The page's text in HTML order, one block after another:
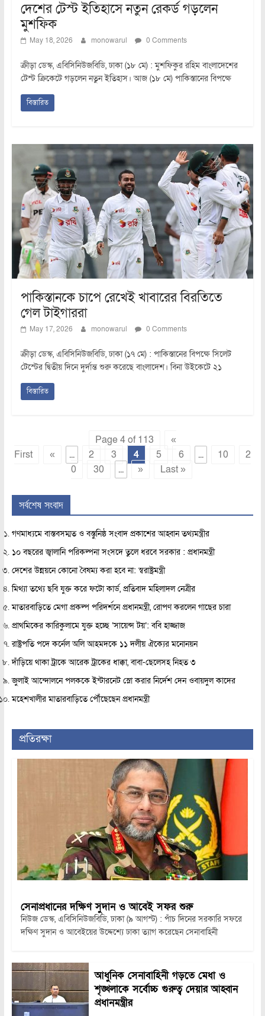
দেশের টেস্ট ইতিহাসে নতুন রেকর্ড গড়লেন
মুশফিক
May 18, 2026 monowarul 0 Comments
ক্রীড়া ডেস্ক, এবিসিনিউজবিডি, ঢাকা (১৮ মে) : মুশফিকুর রহিম বাংলাদেশের
টেস্ট ক্রিকেটে গড়লেন নতুন ইতিহাস। আজ (১৮ মে) পাকিস্তানের বিপক্ষে
বিস্তারিত
পাকিস্তানকে চাপে রেখেই খাবারের বিরতিতে
গেল টাইগাররা
May 17, 2026 monowarul 0 Comments
ক্রীড়া ডেস্ক, এবিসিনিউজবিডি, ঢাকা (১৭ মে) : পাকিস্তানের বিপক্ষে সিলেট
টেস্টের দ্বিতীয় দিনে দুর্দান্ত শুরু করেছে বাংলাদেশ। বিনা উইকেটে ২১
বিস্তারিত
Page 4 of 113
«
First
« ... 2 3 4 5 6 ... 10
2
0
30 ... » Last »
সর্বশেষ সংবাদ
গণমাধ্যমে বাস্তবসম্মত ও বস্তুনিষ্ঠ সংবাদ প্রকাশের আহ্বান তথ্যমন্ত্রীর
১০ বছরের জ্বালানি পরিকল্পনা সংসদে তুলে ধরবে সরকার : প্রধানমন্ত্রী
দেশের উন্নয়নে কোনো বৈষম্য করা হবে না: স্বরাষ্ট্রমন্ত্রী
মিথ্যা তথ্যে ছবি যুক্ত করে ফটো কার্ড, প্রতিবাদ মহিলাদল নেত্রীর
মাতারবাড়িতে মেগা প্রকল্প পরিদর্শনে প্রধানমন্ত্রী, রোপণ করলেন গাছের চারা
প্রাথমিকের কারিকুলামে যুক্ত হচ্ছে ‘সায়েন্স টয়’: ববি হাজ্জাজ
রাষ্ট্রপতি পদে কর্নেল অলি আহমদকে ১১ দলীয় ঐক্যের মনোনয়ন
দাঁড়িয়ে থাকা ট্রাকে আরেক ট্রাকের ধাক্কা, বাবা-ছেলেসহ নিহত ৩
জুলাই আন্দোলনে পলককে ইন্টারনেট স্লো করার নির্দেশ দেন ওবায়দুল কাদের
মহেশখালীর মাতারবাড়িতে পৌঁছেছেন প্রধানমন্ত্রী
প্রতিরক্ষা
সেনাপ্রধানের দক্ষিণ সুদান ও আবেই সফর শুরু
নিউজ ডেস্ক, এবিসিনিউজবিডি, ঢাকা (৯ আগস্ট) : পাঁচ দিনের সরকারি সফরে
দক্ষিণ সুদান ও আবেইয়ের উদ্দেশ্যে ঢাকা ত্যাগ করেছেন সেনাবাহিনী
আধুনিক সেনাবাহিনী গড়তে মেধা ও
শৃঙ্খলাকে সর্বোচ্চ গুরুত্ব দেয়ার আহ্বান
প্রধানমন্ত্রীর